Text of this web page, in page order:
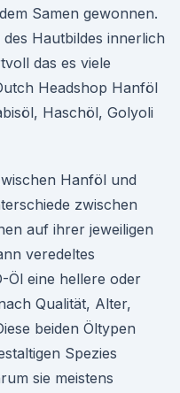
Samen gewonnen.
Hautbildes innerlich
das es viele
Headshop Hanföl
Haschöl, Golyoli
Hanföl und
zwischen
auf ihrer jeweiligen
veredeltes
Öl eine hellere oder
Qualität, Alter,
beiden Öltypen
Spezies
sie meistens